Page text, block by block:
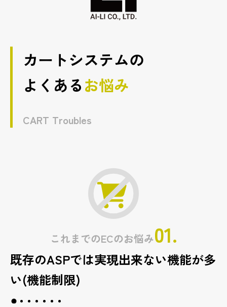
カートシステムの
よくあるお悩み
CART Troubles
これまでのECのお悩み01.
既存のASPでは実現出来ない機能が多
い(機能制限)